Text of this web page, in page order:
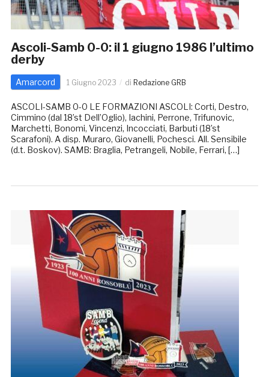
Ascoli-Samb 0-0: il 1 giugno 1986 l’ultimo
derby
Amarcord 1 Giugno 2023 di Redazione GRB
ASCOLI-SAMB 0-0 LE FORMAZIONI ASCOLI: Corti, Destro,
Cimmino (dal 18’st Dell’Oglio), Iachini, Perrone, Trifunovic,
Marchetti, Bonomi, Vincenzi, Incocciati, Barbuti (18’st
Scarafoni). A disp. Muraro, Giovanelli, Pochesci. All. Sensibile
(d.t. Boskov). SAMB: Braglia, Petrangeli, Nobile, Ferrari, […]